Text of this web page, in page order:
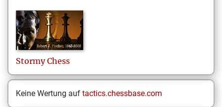
Stormy Chess
Keine Wertung auf tactics.chessbase.com